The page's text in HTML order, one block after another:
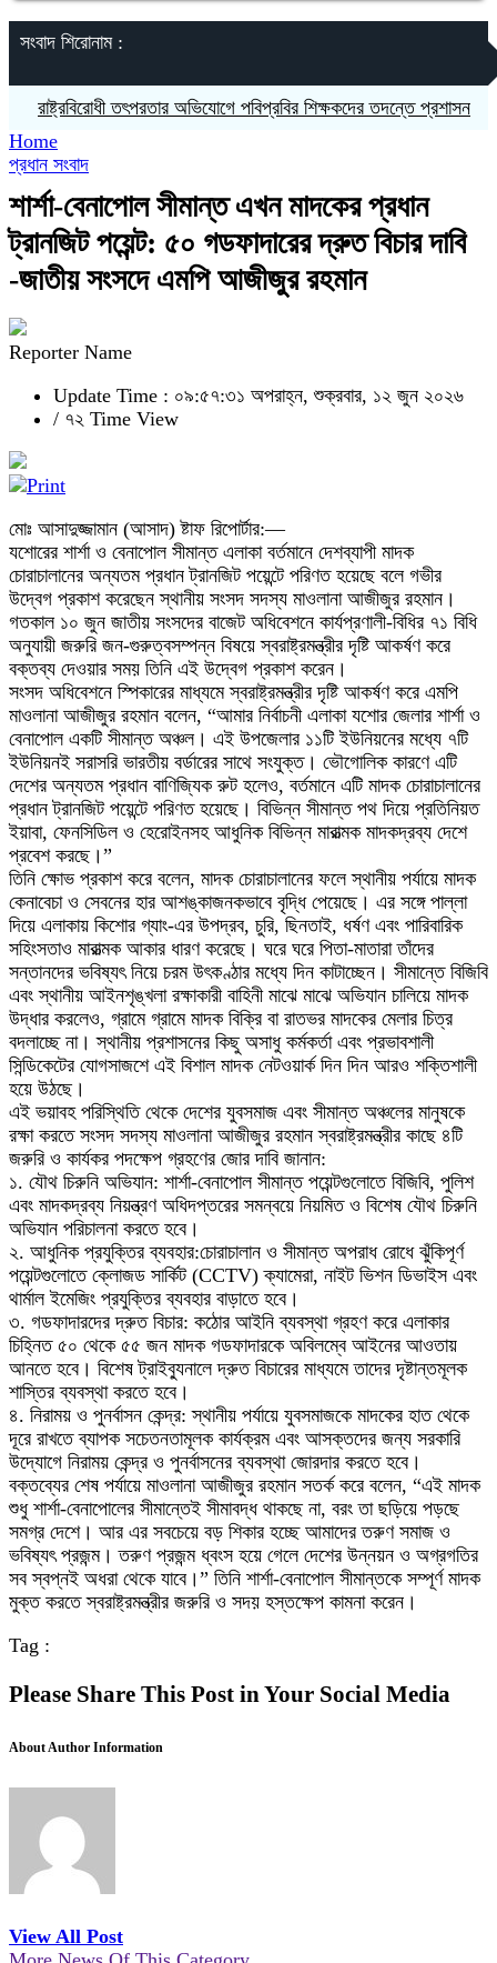
সংবাদ শিরোনাম :
তৎপরতার অভিযোগে পবিপ্রবির শিক্ষকদের তদন্তে প্রশাসন
Home
প্রধান সংবাদ
শার্শা-বেনাপোল সীমান্ত এখন মাদকের প্রধান
ট্রানজিট পয়েন্ট: ৫০ গডফাদারের দ্রুত বিচার দাবি
-জাতীয় সংসদে এমপি আজীজুর রহমান
Reporter Name
Update Time : ০৯:৫৭:৩১ অপরাহ্ন, শুক্রবার, ১২ জুন ২০২৬
/ ৭২ Time View
মোঃ আসাদুজ্জামান (আসাদ) ষ্টাফ রিপোর্টার:—
যশোরের শার্শা ও বেনাপোল সীমান্ত এলাকা বর্তমানে দেশব্যাপী মাদক
চোরাচালানের অন্যতম প্রধান ট্রানজিট পয়েন্টে পরিণত হয়েছে বলে গভীর
উদ্বেগ প্রকাশ করেছেন স্থানীয় সংসদ সদস্য মাওলানা আজীজুর রহমান।
গতকাল ১০ জুন জাতীয় সংসদের বাজেট অধিবেশনে কার্যপ্রণালী-বিধির ৭১ বিধি
অনুযায়ী জরুরি জন-গুরুত্বসম্পন্ন বিষয়ে স্বরাষ্ট্রমন্ত্রীর দৃষ্টি আকর্ষণ করে
বক্তব্য দেওয়ার সময় তিনি এই উদ্বেগ প্রকাশ করেন।
সংসদ অধিবেশনে স্পিকারের মাধ্যমে স্বরাষ্ট্রমন্ত্রীর দৃষ্টি আকর্ষণ করে এমপি
মাওলানা আজীজুর রহমান বলেন, “আমার নির্বাচনী এলাকা যশোর জেলার শার্শা ও
বেনাপোল একটি সীমান্ত অঞ্চল। এই উপজেলার ১১টি ইউনিয়নের মধ্যে ৭টি
ইউনিয়নই সরাসরি ভারতীয় বর্ডারের সাথে সংযুক্ত। ভৌগোলিক কারণে এটি
দেশের অন্যতম প্রধান বাণিজ্যিক রুট হলেও, বর্তমানে এটি মাদক চোরাচালানের
প্রধান ট্রানজিট পয়েন্টে পরিণত হয়েছে। বিভিন্ন সীমান্ত পথ দিয়ে প্রতিনিয়ত
ইয়াবা, ফেনসিডিল ও হেরোইনসহ আধুনিক বিভিন্ন মারাত্মক মাদকদ্রব্য দেশে
প্রবেশ করছে।”
তিনি ক্ষোভ প্রকাশ করে বলেন, মাদক চোরাচালানের ফলে স্থানীয় পর্যায়ে মাদক
কেনাবেচা ও সেবনের হার আশঙ্কাজনকভাবে বৃদ্ধি পেয়েছে। এর সঙ্গে পাল্লা
দিয়ে এলাকায় কিশোর গ্যাং-এর উপদ্রব, চুরি, ছিনতাই, ধর্ষণ এবং পারিবারিক
সহিংসতাও মারাত্মক আকার ধারণ করেছে। ঘরে ঘরে পিতা-মাতারা তাঁদের
সন্তানদের ভবিষ্যৎ নিয়ে চরম উৎকণ্ঠার মধ্যে দিন কাটাচ্ছেন। সীমান্তে বিজিবি
এবং স্থানীয় আইনশৃঙ্খলা রক্ষাকারী বাহিনী মাঝে মাঝে অভিযান চালিয়ে মাদক
উদ্ধার করলেও, গ্রামে গ্রামে মাদক বিক্রি বা রাতভর মাদকের মেলার চিত্র
বদলাচ্ছে না। স্থানীয় প্রশাসনের কিছু অসাধু কর্মকর্তা এবং প্রভাবশালী
সিন্ডিকেটের যোগসাজশে এই বিশাল মাদক নেটওয়ার্ক দিন দিন আরও শক্তিশালী
হয়ে উঠছে।
এই ভয়াবহ পরিস্থিতি থেকে দেশের যুবসমাজ এবং সীমান্ত অঞ্চলের মানুষকে
রক্ষা করতে সংসদ সদস্য মাওলানা আজীজুর রহমান স্বরাষ্ট্রমন্ত্রীর কাছে ৪টি
জরুরি ও কার্যকর পদক্ষেপ গ্রহণের জোর দাবি জানান:
১. যৌথ চিরুনি অভিযান: শার্শা-বেনাপোল সীমান্ত পয়েন্টগুলোতে বিজিবি, পুলিশ
এবং মাদকদ্রব্য নিয়ন্ত্রণ অধিদপ্তরের সমন্বয়ে নিয়মিত ও বিশেষ যৌথ চিরুনি
অভিযান পরিচালনা করতে হবে।
২. আধুনিক প্রযুক্তির ব্যবহার:চোরাচালান ও সীমান্ত অপরাধ রোধে ঝুঁকিপূর্ণ
পয়েন্টগুলোতে ক্লোজড সার্কিট (CCTV) ক্যামেরা, নাইট ভিশন ডিভাইস এবং
থার্মাল ইমেজিং প্রযুক্তির ব্যবহার বাড়াতে হবে।
৩. গডফাদারদের দ্রুত বিচার: কঠোর আইনি ব্যবস্থা গ্রহণ করে এলাকার
চিহ্নিত ৫০ থেকে ৫৫ জন মাদক গডফাদারকে অবিলম্বে আইনের আওতায়
আনতে হবে। বিশেষ ট্রাইব্যুনালে দ্রুত বিচারের মাধ্যমে তাদের দৃষ্টান্তমূলক
শাস্তির ব্যবস্থা করতে হবে।
৪. নিরাময় ও পুনর্বাসন কেন্দ্র: স্থানীয় পর্যায়ে যুবসমাজকে মাদকের হাত থেকে
দূরে রাখতে ব্যাপক সচেতনতামূলক কার্যক্রম এবং আসক্তদের জন্য সরকারি
উদ্যোগে নিরাময় কেন্দ্র ও পুনর্বাসনের ব্যবস্থা জোরদার করতে হবে।
বক্তব্যের শেষ পর্যায়ে মাওলানা আজীজুর রহমান সতর্ক করে বলেন, “এই মাদক
শুধু শার্শা-বেনাপোলের সীমান্তেই সীমাবদ্ধ থাকছে না, বরং তা ছড়িয়ে পড়ছে
সমগ্র দেশে। আর এর সবচেয়ে বড় শিকার হচ্ছে আমাদের তরুণ সমাজ ও
ভবিষ্যৎ প্রজন্ম। তরুণ প্রজন্ম ধ্বংস হয়ে গেলে দেশের উন্নয়ন ও অগ্রগতির
সব স্বপ্নই অধরা থেকে যাবে।” তিনি শার্শা-বেনাপোল সীমান্তকে সম্পূর্ণ মাদক
মুক্ত করতে স্বরাষ্ট্রমন্ত্রীর জরুরি ও সদয় হস্তক্ষেপ কামনা করেন।
Tag :
Please Share This Post in Your Social Media
About Author Information
View All Post